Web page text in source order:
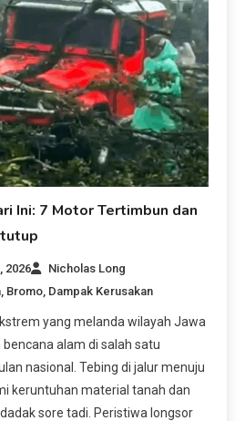
Ini: 7 Motor Tertimbun dan
2026
Nicholas Long
Bromo Dampak Kerusakan
yang melanda wilayah Jawa
alam di salah satu
nasional. Tebing di jalur menuju
keruntuhan material tanah dan
sore tadi. Peristiwa longsor